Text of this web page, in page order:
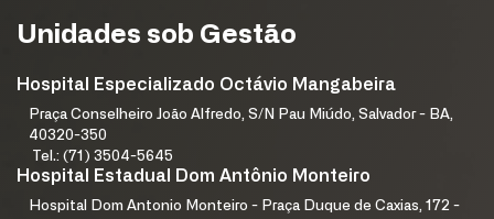
Unidades sob Gestão
Hospital Especializado Octávio Mangabeira
Praça Conselheiro João Alfredo, S/N Pau Miúdo, Salvador - BA,
40320-350
Tel.: (71) 3504-5645
Hospital Estadual Dom Antônio Monteiro
Hospital Dom Antonio Monteiro - Praça Duque de Caxias, 172 -